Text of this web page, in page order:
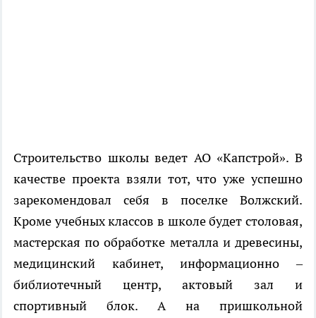
Строительство школы ведет АО «Капстрой». В
качестве проекта взяли тот, что уже успешно
зарекомендовал себя в поселке Волжский.
Кроме учебных классов в школе будет столовая,
мастерская по обработке металла и древесины,
медицинский кабинет, информационно –
библиотечный центр, актовый зал и
спортивный блок. А на пришкольной